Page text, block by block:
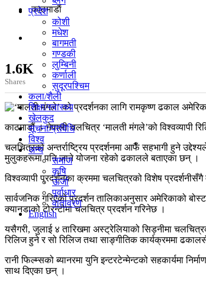
प्रदेश
कोशी
मधेश
बागमती
गण्डकी
लुम्बिनी
कर्णाली
सुदूरपश्चिम
कला/शैली
शिक्षा/स्वास्थ्य
खेलकुद
सूचना/प्रविधि
विश्व
अन्य
समाज
कृषि
ऊर्जा
पूर्वाधार
वातावरण
English
काठमाडाैं
1.6K
Shares
काठमाडौं । नेपाली चलचित्र ‘मालती मंगले’को विश्वव्यापी
चलचित्रको अन्तर्राष्ट्रिय प्रदर्शनमा आफैँ सहभागी हुने
मुलुकहरूमा पनि जाने योजना रहेको ढकालले बताएका छन् ।
विश्वव्यापी प्रदर्शनका क्रममा चलचित्रको विशेष
सार्वजनिक गरिएको प्रदर्शन तालिकाअनुसार अमेरिकाको
क्यानडाको टोरन्टोमा चलचित्र प्रदर्शन गरिनेछ ।
यसैगरी, जुलाई ४ तारिखमा अस्ट्रेलियाको सिड्नीमा
रिलिज हुने र सो रिलिज तथा साङ्गीतिक कार्यक्रममा
रानी फिल्म्सको ब्यानरमा युनि इन्टरटेन्मेन्टको सहकार्यमा
साथ दिएका छन् ।